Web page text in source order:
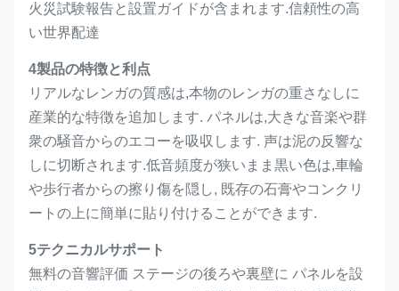
火災試験報告と設置ガイドが含まれます.信頼性の高
い世界配達
4製品の特徴と利点
リアルなレンガの質感は,本物のレンガの重さなしに
産業的な特徴を追加します. パネルは,大きな音楽や群
衆の騒音からのエコーを吸収します. 声は泥の反響な
しに切断されます.低音頻度が狭いまま黒い色は,車輪
や歩行者からの擦り傷を隠し, 既存の石膏やコンクリ
ートの上に簡単に貼り付けることができます.
5テクニカルサポート
無料の音響評価 ステージの後ろや裏壁に パネルを設